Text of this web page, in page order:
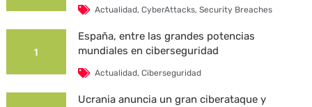
Actualidad,CyberAttacks,Security Breaches
1
España, entre las grandes potencias
mundiales en ciberseguridad
Actualidad,Ciberseguridad
Ucrania anuncia un gran ciberataque y